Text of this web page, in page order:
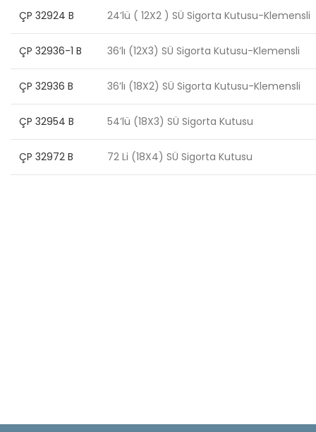
ÇP 32924 B 24’lü ( 12X2 ) SÜ Sigorta Kutusu-Klemensli
ÇP 32936-1 B 36’lı (12X3) SÜ Sigorta Kutusu-Klemensli
ÇP 32936 B 36’lı (18X2) SÜ Sigorta Kutusu-Klemensli
ÇP 32954 B 54’lü (18X3) SÜ Sigorta Kutusu
ÇP 32972 B 72 Li (18X4) SÜ Sigorta Kutusu